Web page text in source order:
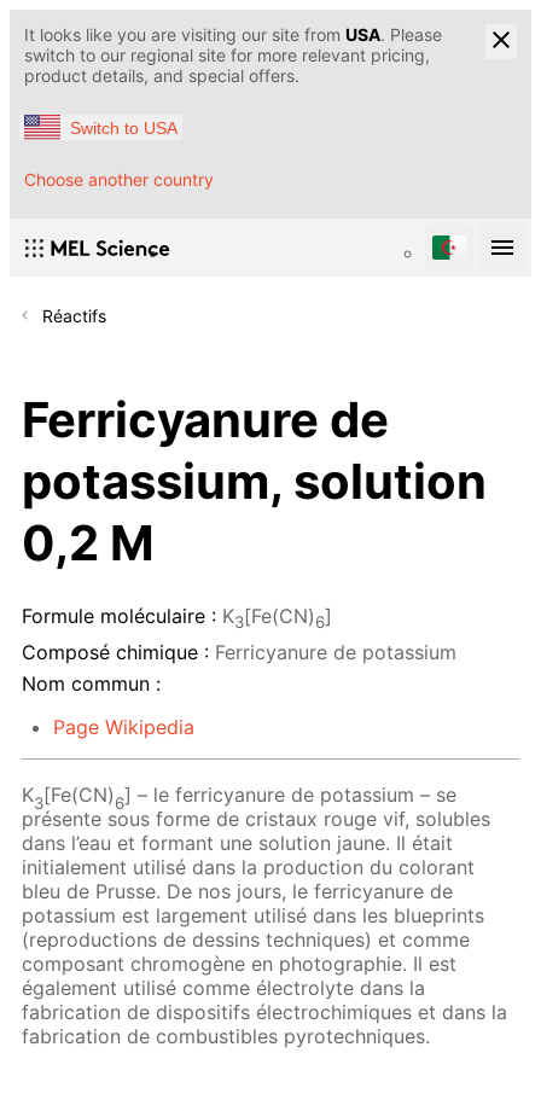
It looks like you are visiting our site from USA. Please
switch to our regional site for more relevant pricing,
product details, and special offers.
Switch to USA
Choose another country
Réactifs
Ferricyanure de
potassium, solution
0,2 M
Formule moléculaire : K3[Fe(CN)6]
Composé chimique : Ferricyanure de potassium
Nom commun :
Page Wikipedia
K3[Fe(CN)6] – le ferricyanure de potassium – se
présente sous forme de cristaux rouge vif, solubles
dans l’eau et formant une solution jaune. Il était
initialement utilisé dans la production du colorant
bleu de Prusse. De nos jours, le ferricyanure de
potassium est largement utilisé dans les blueprints
(reproductions de dessins techniques) et comme
composant chromogène en photographie. Il est
également utilisé comme électrolyte dans la
fabrication de dispositifs électrochimiques et dans la
fabrication de combustibles pyrotechniques.